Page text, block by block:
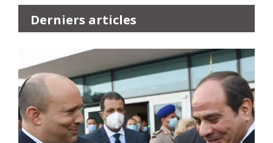
Derniers articles